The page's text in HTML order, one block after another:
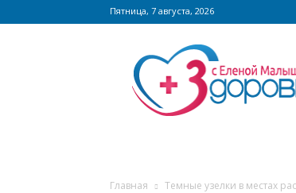
Пятница, 7 августа, 2026
Сайт
zdorovieinfo.ru
крупнейший
медицинский
Главная Темные узелки в местах